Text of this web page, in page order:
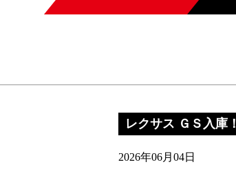
レクサス ＧＳ入庫！
2026年06月04日